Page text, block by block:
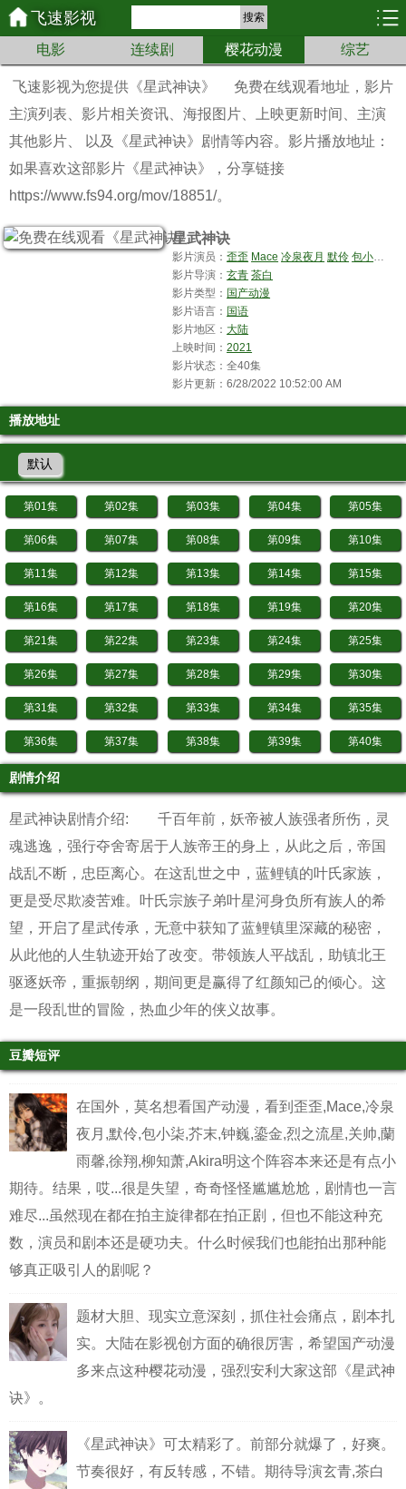
飞速影视 搜索
电影 连续剧 樱花动漫 综艺
飞速影视为您提供 《星武神诀》
免费在线观看地址，影片
主演列表、影片相关资讯、海报图片、上映更新时间、主演
其他影片、 以及《星武神诀》剧情等内容。影片播放地址：
如果喜欢这部影片《星武神诀》，分享链接
https://www.fs94.org/mov/18851/。
星武神诀
影片演员：歪歪 Mace 冷泉夜月 默伶 包小柒
影片导演：玄青 茶白
影片类型： 国产动漫
影片语言： 国语
影片地区： 大陆
上映时间：2021
影片状态：全40集
影片更新：6/28/2022 10:52:00 AM
播放地址
默认
第01集 第02集 第03集 第04集 第05集
第06集 第07集 第08集 第09集 第10集
第11集 第12集 第13集 第14集 第15集
第16集 第17集 第18集 第19集 第20集
第21集 第22集 第23集 第24集 第25集
第26集 第27集 第28集 第29集 第30集
第31集 第32集 第33集 第34集 第35集
第36集 第37集 第38集 第39集 第40集
剧情介绍
星武神诀剧情介绍: 千百年前，妖帝被人族强者所伤，灵
魂逃逸，强行夺舍寄居于人族帝王的身上，从此之后，帝国
战乱不断，忠臣离心。在这乱世之中，蓝鲤镇的叶氏家族，
更是受尽欺凌苦难。叶氏宗族子弟叶星河身负所有族人的希
望，开启了星武传承，无意中获知了蓝鲤镇里深藏的秘密，
从此他的人生轨迹开始了改变。带领族人平战乱，助镇北王
驱逐妖帝，重振朝纲，期间更是赢得了红颜知己的倾心。这
是一段乱世的冒险，热血少年的侠义故事。
豆瓣短评
在国外，莫名想看国产动漫，看到歪歪,Mace,冷泉
夜月,默伶,包小柒,芥末,钟巍,鎏金,烈之流星,关帅,蘭
雨馨,徐翔,柳知萧,Akira明这个阵容本来还是有点小
期待。结果，哎...很是失望，奇奇怪怪尴尴尬尬，剧情也一言
难尽...虽然现在都在拍主旋律都在拍正剧，但也不能这种充
数，演员和剧本还是硬功夫。什么时候我们也能拍出那种能
够真正吸引人的剧呢？
题材大胆、现实立意深刻，抓住社会痛点，剧本扎
实。大陆在影视创方面的确很厉害，希望国产动漫
多来点这种樱花动漫，强烈安利大家这部《星武神
诀》。
《星武神诀》可太精彩了。前部分就爆了，好爽。
节奏很好，有反转感，不错。期待导演玄青,茶白